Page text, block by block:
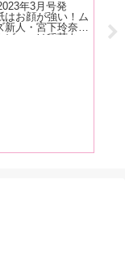
オナホと対
ダルトグッズ大好
ューン・ラブジョ
ハートの人気オナ